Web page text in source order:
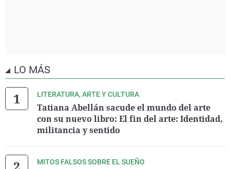
LO MÁS
LITERATURA, ARTE Y CULTURA
Tatiana Abellán sacude el mundo del arte
con su nuevo libro: El fin del arte: Identidad,
militancia y sentido
MITOS FALSOS SOBRE EL SUEÑO